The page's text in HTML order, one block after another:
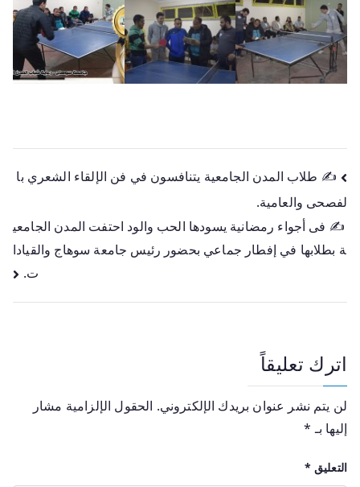
✍️ طلاب المدن الجامعية يتنافسون في فن الإلقاء الشعري با
لفصحى والعامية.
✍️ فى أجواء رمضانية يسودها الحب والود احتفت المدن الجامعي
ة بطلابها في إفطار جماعي بحضور رئيس جامعة سوهاج والقيادا
ت.
اترك تعليقاً
لن يتم نشر عنوان بريدك الإلكتروني. الحقول الإلزامية مشار
إليها بـ *
التعليق *